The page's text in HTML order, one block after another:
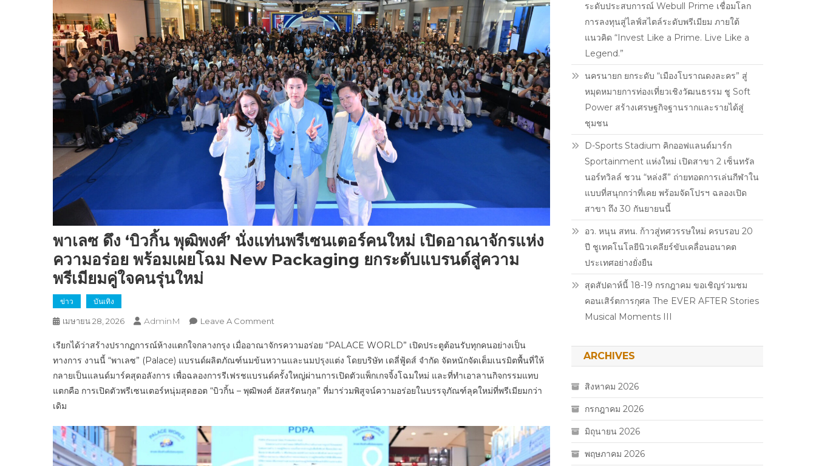
พาเลซ ดึง ‘บิวกิ้น พุฒิพงศ์’ นั่งแท่นพรีเซนเตอร์คนใหม่ เปิดอาณาจักรแห่ง
ความอร่อย พร้อมเผยโฉม New Packaging ยกระดับแบรนด์สู่ความ
พรีเมียมคู่ใจคนรุ่นใหม่
ข่าว บันเทิง
เมษายน 28, 2026 AdminM Leave A Comment
เลซ
ดึง
‘บิ
วกิ้น
นั่ง
แท่
นพ
เรียกได้ว่าสร้างปรากฏการณ์ห้างแตกใจกลางกรุง เมื่ออาณาจักรความอร่อย “PALACE WORLD” เปิดประตูต้อนรับทุกคนอย่างเป็น
ทางการ งานนี้ “พาเลซ” (Palace) แบรนด์ผลิตภัณฑ์นมข้นหวานและนมปรุงแต่ง โดยบริษัท เดลี่ฟู้ดส์ จำกัด จัดหนักจัดเต็มเนรมิตพื้นที่ให้
กลายเป็นแลนด์มาร์คสุดอลังการ เพื่อฉลองการรีเฟรชแบรนด์ครั้งใหญ่ผ่านการเปิดตัวแพ็กเกจจิ้งโฉมใหม่ และที่ทำเอาลานกิจกรรมแทบ
แตกคือ การเปิดตัวพรีเซนเตอร์หนุ่มสุดฮอต “บิวกิ้น – พุฒิพงศ์ อัสสรัตนกุล” ที่มาร่วมพิสูจน์ความอร่อยในบรรจุภัณฑ์ลุคใหม่ที่พรีเมียมกว่า
เดิม
ระดับประสบการณ์ Webull Prime เชื่อมโลก
การลงทุนสู่ไลฟ์สไตล์ระดับพรีเมียม ภายใต้
แนวคิด “Invest Like a Prime. Live Like a
Legend.”
นครนายก ยกระดับ “เมืองโบราณดงละคร” สู่
หมุดหมายการท่องเที่ยวเชิงวัฒนธรรม ชู Soft
Power สร้างเศรษฐกิจฐานรากและรายได้สู่
ชุมชน
D-Sports Stadium คิกออฟแลนด์มาร์ก
Sportainment แห่งใหม่ เปิดสาขา 2 เซ็นทรัล
นอร์ทวิลล์ ชวน “หล่งลี” ถ่ายทอดการเล่นกีฬาใน
แบบที่สนุกกว่าที่เคย พร้อมจัดโปรฯ ฉลองเปิด
สาขา ถึง 30 กันยายนนี้
อว. หนุน สทน. ก้าวสู่ทศวรรษใหม่ ครบรอบ 20
ปี ชูเทคโนโลยีนิวเคลียร์ขับเคลื่อนอนาคต
ประเทศอย่างยั่งยืน
สุดสัปดาห์นี้ 18-19 กรกฎาคม ขอเชิญร่วมชม
คอนเสิร์ตการกุศล The EVER AFTER Stories
Musical Moments III
ARCHIVES
สิงหาคม 2026
กรกฎาคม 2026
มิถุนายน 2026
พฤษภาคม 2026